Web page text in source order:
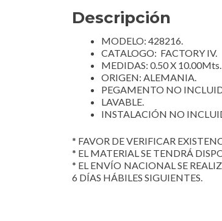
Descripción
MODELO: 428216.
CATALOGO: FACTORY IV.
MEDIDAS: 0.50 X 10.00Mts.
ORIGEN: ALEMANIA.
PEGAMENTO NO
LAVABLE.
INSTALACIÓN NO
* FAVOR DE VERIFICAR
* EL MATERIAL SE TENDRÁ
* EL ENVÍO NACIONAL SE
6 DÍAS HÁBILES SIGUIENTES.